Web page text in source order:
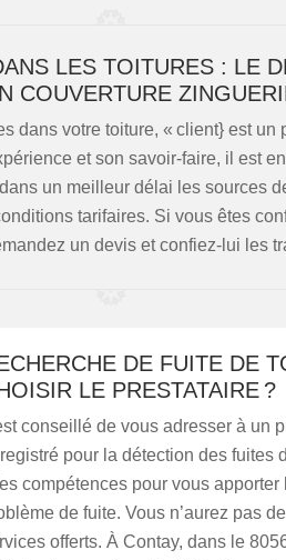
LES TOITURES : LE
COUVERTURE
dans votre toiture, « client} est
et son savoir-faire, il est
un meilleur délai les sources
tarifaires. Si vous êtes
un devis et confiez-lui les
DE FUITE DE
LE PRESTATAIRE ?
conseillé de vous adresser à un
pour la détection des fuites
compétences pour vous apporter
de fuite. Vous n’aurez pas
offerts. À Contay, dans le